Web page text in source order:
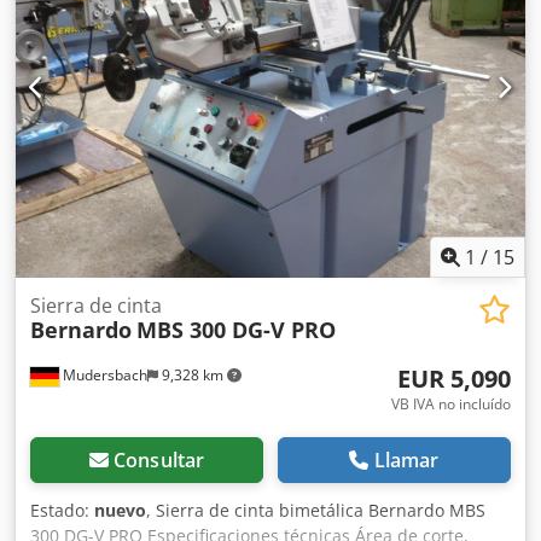
nivelación Los marcos de los rodillos transportadores
están hechos de un perfil en U resistente Transporte de
materiales sin problemas y eficiente para la entrada y
salida de piezas Soporte seguro de las piezas gracias a los
rodillos de acero galvanizado, macizos y de gran capacidad
de carga De uso universal para, por ejemplo, sierras
circulares para metal, sierras de cinta, máquinas para
trabajar la madera, etc. Carro tope de fácil
desplazamiento; el tope de material es plegable, según se
desee.
1 / 15
Mudersbach 9,328 km
Sierra de cinta
Bernardo MBS 300 DG-V PRO
EUR 5,090
VB IVA no incluído
Consultar Llamar
Estado: nuevo, Sierra de cinta bimetálica Bernardo MBS
300 DG-V PRO Especificaciones técnicas Área de corte,